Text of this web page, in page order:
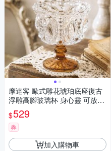
摩達客 歐式雕花琥珀底座復古
浮雕高腳玻璃杯 身心靈 可放水
晶淨化能量 多用途首飾品薰香
蠟燭精緻收納容器 風格擺件
$529
券
加入購物車